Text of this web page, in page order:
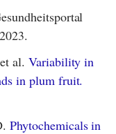
al.Variability in
in plum fruit.
Phytochemicals in